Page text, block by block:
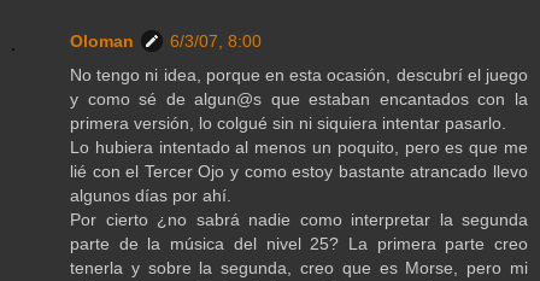
Oloman
6/3/07, 8:00
No tengo ni idea, porque en esta ocasión, descubrí el juego
y como sé de algun@s que estaban encantados con la
primera versión, lo colgué sin ni siquiera intentar pasarlo.
Lo hubiera intentado al menos un poquito, pero es que me
lié con el Tercer Ojo y como estoy bastante atrancado llevo
algunos días por ahí.
Por cierto ¿no sabrá nadie como interpretar la segunda
parte de la música del nivel 25? La primera parte creo
tenerla y sobre la segunda, creo que es Morse, pero mi